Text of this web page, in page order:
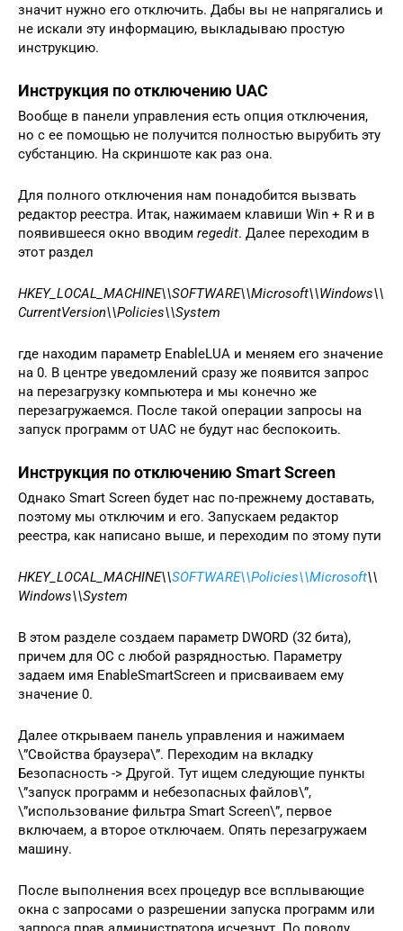
значит нужно его отключить. Дабы вы не напрягались и
не искали эту информацию, выкладываю простую
инструкцию.
Инструкция по отключению UAC
Вообще в панели управления есть опция отключения,
но с ее помощью не получится полностью вырубить эту
субстанцию. На скриншоте как раз она.
Для полного отключения нам понадобится вызвать
редактор реестра. Итак, нажимаем клавиши Win + R и в
появившееся окно вводим regedit. Далее переходим в
этот раздел
HKEY_LOCAL_MACHINE\\SOFTWARE\\Microsoft\\Windows\\
CurrentVersion\\Policies\\System
где находим параметр EnableLUA и меняем его значение
на 0. В центре уведомлений сразу же появится запрос
на перезагрузку компьютера и мы конечно же
перезагружаемся. После такой операции запросы на
запуск программ от UAC не будут нас беспокоить.
Инструкция по отключению Smart Screen
Однако Smart Screen будет нас по-прежнему доставать,
поэтому мы отключим и его. Запускаем редактор
реестра, как написано выше, и переходим по этому пути
HKEY_LOCAL_MACHINE\\SOFTWARE\\Policies\\Microsoft\\
Windows\\System
В этом разделе создаем параметр DWORD (32 бита),
причем для ОС с любой разрядностью. Параметру
задаем имя EnableSmartScreen и присваиваем ему
значение 0.
Далее открываем панель управления и нажимаем
\”Свойства браузера\”. Переходим на вкладку
Безопасность -> Другой. Тут ищем следующие пункты
\”запуск программ и небезопасных файлов\”,
\”использование фильтра Smart Screen\”, первое
включаем, а второе отключаем. Опять перезагружаем
машину.
После выполнения всех процедур все всплывающие
окна с запросами о разрешении запуска программ или